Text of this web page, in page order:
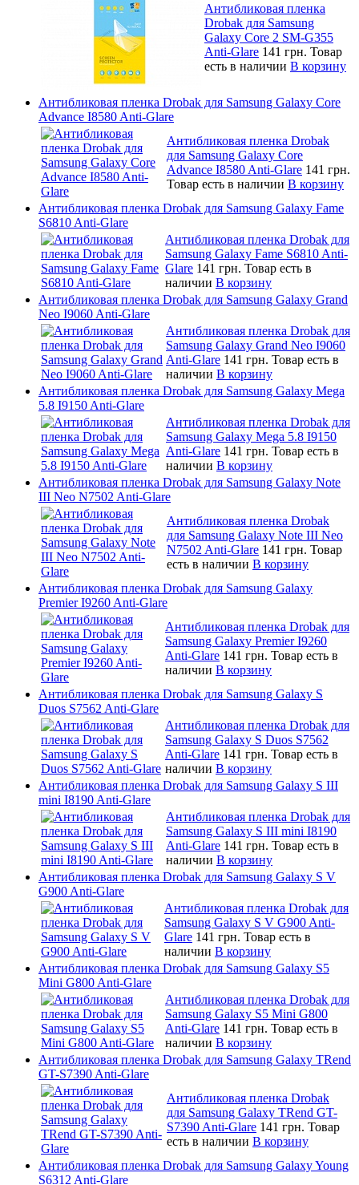
Антибликовая пленка
Drobak для Samsung
Galaxy Core 2 SM-G355
Anti-Glare 141 грн. Товар
есть в наличии В корзину
Антибликовая пленка Drobak для Samsung Galaxy Core
Advance I8580 Anti-Glare
Антибликовая пленка Drobak
для Samsung Galaxy Core
Advance I8580 Anti-Glare 141 грн.
Товар есть в наличии В корзину
Антибликовая пленка Drobak для Samsung Galaxy Fame
S6810 Anti-Glare
Антибликовая пленка Drobak для
Samsung Galaxy Fame S6810 Anti-
Glare 141 грн. Товар есть в
наличии В корзину
Антибликовая пленка Drobak для Samsung Galaxy Grand
Neo I9060 Anti-Glare
Антибликовая пленка Drobak для
Samsung Galaxy Grand Neo I9060
Anti-Glare 141 грн. Товар есть в
наличии В корзину
Антибликовая пленка Drobak для Samsung Galaxy Mega
5.8 I9150 Anti-Glare
Антибликовая пленка Drobak для
Samsung Galaxy Mega 5.8 I9150
Anti-Glare 141 грн. Товар есть в
наличии В корзину
Антибликовая пленка Drobak для Samsung Galaxy Note
III Neo N7502 Anti-Glare
Антибликовая пленка Drobak
для Samsung Galaxy Note III Neo
N7502 Anti-Glare 141 грн. Товар
есть в наличии В корзину
Антибликовая пленка Drobak для Samsung Galaxy
Premier I9260 Anti-Glare
Антибликовая пленка Drobak для
Samsung Galaxy Premier I9260
Anti-Glare 141 грн. Товар есть в
наличии В корзину
Антибликовая пленка Drobak для Samsung Galaxy S
Duos S7562 Anti-Glare
Антибликовая пленка Drobak для
Samsung Galaxy S Duos S7562
Anti-Glare 141 грн. Товар есть в
наличии В корзину
Антибликовая пленка Drobak для Samsung Galaxy S III
mini I8190 Anti-Glare
Антибликовая пленка Drobak для
Samsung Galaxy S III mini I8190
Anti-Glare 141 грн. Товар есть в
наличии В корзину
Антибликовая пленка Drobak для Samsung Galaxy S V
G900 Anti-Glare
Антибликовая пленка Drobak для
Samsung Galaxy S V G900 Anti-
Glare 141 грн. Товар есть в
наличии В корзину
Антибликовая пленка Drobak для Samsung Galaxy S5
Mini G800 Anti-Glare
Антибликовая пленка Drobak для
Samsung Galaxy S5 Mini G800
Anti-Glare 141 грн. Товар есть в
наличии В корзину
Антибликовая пленка Drobak для Samsung Galaxy TRend
GT-S7390 Anti-Glare
Антибликовая пленка Drobak
для Samsung Galaxy TRend GT-
S7390 Anti-Glare 141 грн. Товар
есть в наличии В корзину
Антибликовая пленка Drobak для Samsung Galaxy Young
S6312 Anti-Glare